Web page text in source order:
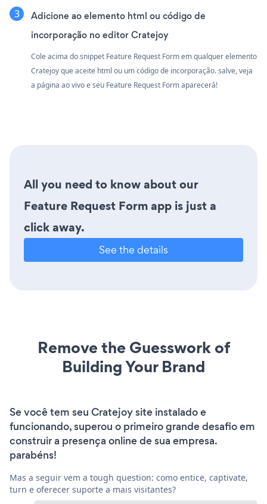
Adicione ao elemento html ou código de
incorporação no editor Cratejoy
Cole acima do snippet Feature Request Form em qualquer elemento
Cratejoy que aceite html ou um código de incorporação. salve, veja
a página ao vivo e seu Feature Request Form aparecerá!
All you need to know about our
Feature Request Form app is just a
click away.
See the details
Remove the Guesswork of
Building Your Brand
Se você tem seu Cratejoy site instalado e
funcionando, superou o primeiro grande desafio em
construir a presença online de sua empresa.
parabéns!
Mas a seguir vem a tough question: como entice, captivate,
turn e oferecer suporte a mais visitantes?